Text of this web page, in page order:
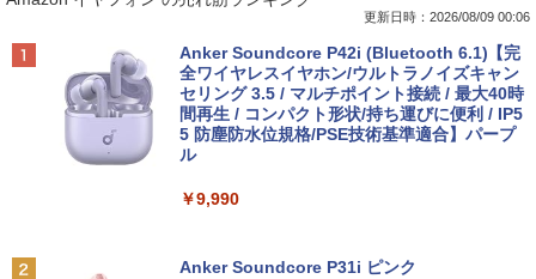
更新日時：2026/08/09 00:06
Anker Soundcore P42i (Bluetooth 6.1)【完
全ワイヤレスイヤホン/ウルトラノイズキャン
セリング 3.5 / マルチポイント接続 / 最大40時
間再生 / コンパクト形状/持ち運びに便利 / IP5
5 防塵防水位規格/PSE技術基準適合】パープ
ル
￥9,990
Anker Soundcore P31i ピンク